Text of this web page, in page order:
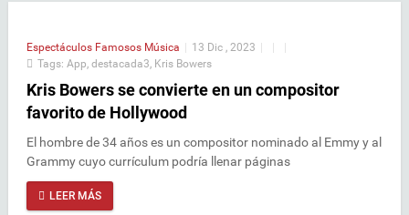
Espectáculos Famosos Música | 13 Dic , 2023 | |
|
Tags: App destacada3 Kris Bowers
Kris Bowers se convierte en un compositor
favorito de Hollywood
El hombre de 34 años es un compositor nominado al Emmy y al
Grammy cuyo currículum podría llenar páginas
LEER MÁS